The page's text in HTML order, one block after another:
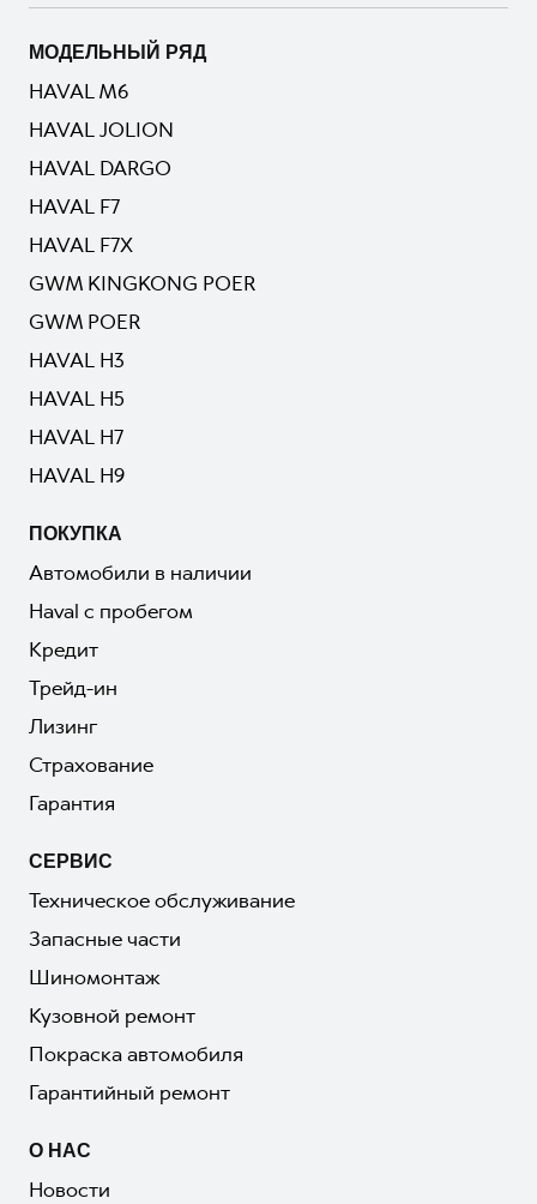
МОДЕЛЬНЫЙ РЯД
HAVAL M6
HAVAL JOLION
HAVAL DARGO
HAVAL F7
HAVAL F7X
GWM KINGKONG POER
GWM POER
HAVAL H3
HAVAL H5
HAVAL H7
HAVAL H9
ПОКУПКА
Автомобили в наличии
Haval с пробегом
Кредит
Трейд-ин
Лизинг
Страхование
Гарантия
СЕРВИС
Техническое обслуживание
Запасные части
Шиномонтаж
Кузовной ремонт
Покраска автомобиля
Гарантийный ремонт
О НАС
Новости